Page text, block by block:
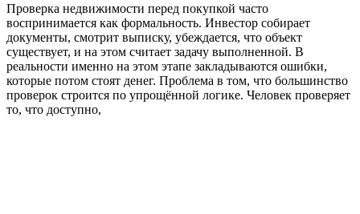
Проверка недвижимости перед покупкой часто
воспринимается как формальность. Инвестор собирает
документы, смотрит выписку, убеждается, что объект
существует, и на этом считает задачу выполненной. В
реальности именно на этом этапе закладываются ошибки,
которые потом стоят денег. Проблема в том, что большинство
проверок строится по упрощённой логике. Человек проверяет
то, что доступно,